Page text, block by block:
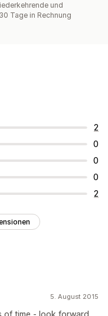
und
Tage in Rechnung
2
0
0
0
2
5. August 2015